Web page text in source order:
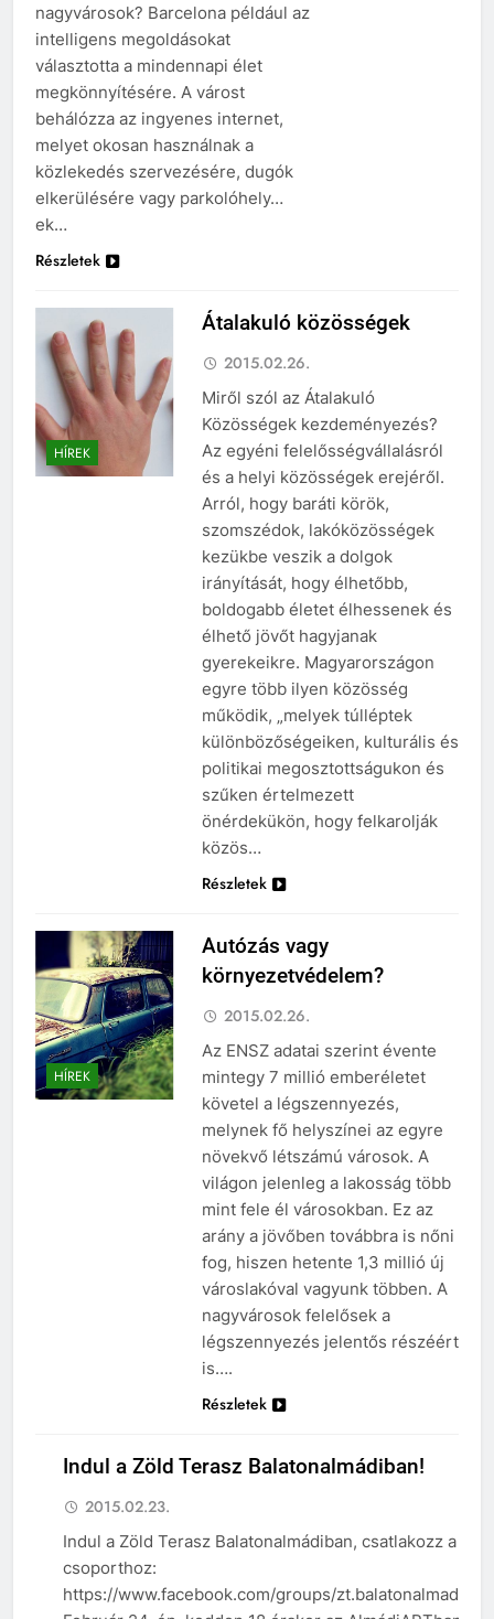
nagyvárosok? Barcelona például az
intelligens megoldásokat
választotta a mindennapi élet
megkönnyítésére. A várost
behálózza az ingyenes internet,
melyet okosan használnak a
közlekedés szervezésére, dugók
elkerülésére vagy parkolóhely…
ek…
Részletek
HÍREK
Átalakuló közösségek
2015.02.26.
Miről szól az Átalakuló
Közösségek kezdeményezés?
Az egyéni felelősségvállalásról
és a helyi közösségek erejéről.
Arról, hogy baráti körök,
szomszédok, lakóközösségek
kezükbe veszik a dolgok
irányítását, hogy élhetőbb,
boldogabb életet élhessenek és
élhető jövőt hagyjanak
gyerekeikre. Magyarországon
egyre több ilyen közösség
működik, „melyek túlléptek
különbözőségeiken, kulturális és
politikai megosztottságukon és
szűken értelmezett
önérdekükön, hogy felkarolják
közös…
Részletek
HÍREK
Autózás vagy
környezetvédelem?
2015.02.26.
Az ENSZ adatai szerint évente
mintegy 7 millió emberéletet
követel a légszennyezés,
melynek fő helyszínei az egyre
növekvő létszámú városok. A
világon jelenleg a lakosság több
mint fele él városokban. Ez az
arány a jövőben továbbra is nőni
fog, hiszen hetente 1,3 millió új
városlakóval vagyunk többen. A
nagyvárosok felelősek a
légszennyezés jelentős részéért
is….
Részletek
HÍREK
Indul a Zöld Terasz Balatonalmádiban!
2015.02.23.
Indul a Zöld Terasz Balatonalmádiban, csatlakozz a
csoporthoz:
https://www.facebook.com/groups/zt.balatonalmadi